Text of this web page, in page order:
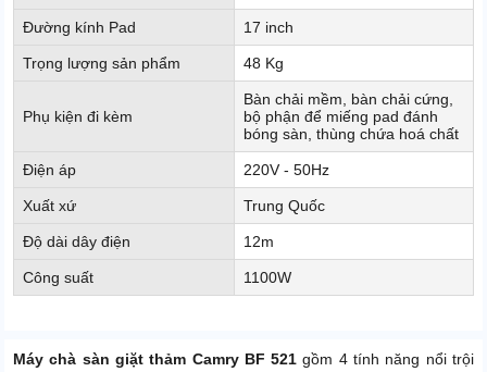
Đường kính Pad 17 inch
Trọng lượng sản phẩm 48 Kg
Phụ kiện đi kèm
Bàn chải mềm, bàn chải cứng,
bộ phận để miếng pad đánh
bóng sàn, thùng chứa hoá chất
Điện áp 220V - 50Hz
Xuất xứ Trung Quốc
Độ dài dây điện 12m
Công suất 1100W
Máy chà sàn giặt thảm Camry BF 521 gồm 4 tính năng nổi trội